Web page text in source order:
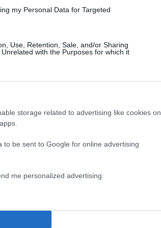
my Personal Data for Targeted
Use, Retention, Sale, and/or Sharing
with the Purposes for which it
storage related to advertising like cookies on
to be sent to Google for online advertising
me personalized advertising.
εδώ
ισχύουνΠολιτική Απορρήτου
ΝΕΑ ΧΑΛΚΗΔΟΝΑ